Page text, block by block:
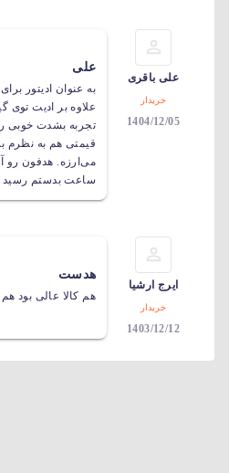
علی باقری
خریدار
1404/12/05
علی
به عنوان ادیتور
علاوه بر ادیت
تجربه بشدت خوبی
قیمتی هم به نظرم
ساعت بدستم رسید
ایرج ارشیا
خریدار
1403/12/12
هدست
هم کالا عالی بود